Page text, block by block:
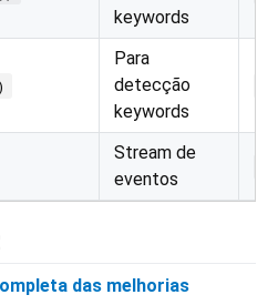
keywords
Para
detecção
keywords
Stream de
eventos
das melhorias